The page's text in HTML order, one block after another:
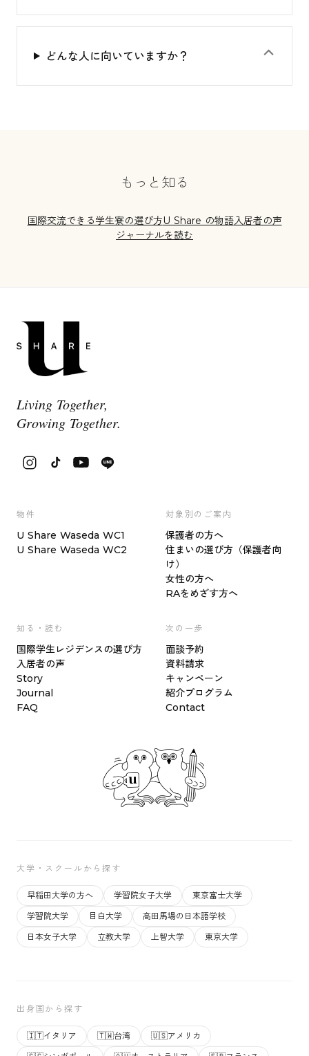
どんな人に向いていますか？ ⌃
もっと知る
国際交流できる学生寮の選び方U Share の物語入居者の声
ジャーナルを読む
Living Together,
Growing Together.
物件
U Share Waseda WC1
U Share Waseda WC2
対象別のご案内
保護者の方へ
住まいの選び方（保護者向
け）
女性の方へ
RAをめざす方へ
知る・読む
国際学生レジデンスの選び方
入居者の声
Story
Journal
FAQ
次の一歩
面談予約
資料請求
キャンペーン
紹介プログラム
Contact
大学・スクールから探す
早稲田大学の方へ 学習院女子大学
東京富士大学
学習院大学
目白大学
高田馬場の日本語学校
日本女子大学
立教大学 上智大学 東京大学
出身国から探す
🇮🇹イタリア 🇹🇼台湾 🇺🇸アメリカ